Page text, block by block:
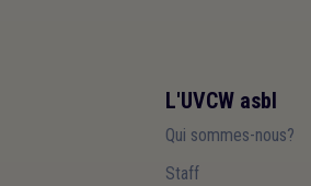
L'UVCW asbl
Qui sommes-nous?
Staff